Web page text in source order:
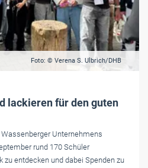
Foto: © Verena S. Ulbrich/DHB
lackieren für den guten
Unternehmens
rund 170 Schüler
entdecken und dabei Spenden zu